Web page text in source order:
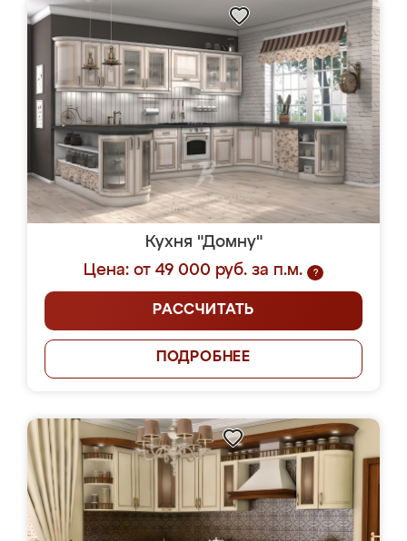
Кухня "Домну"
Цена: от 49 000 руб. за п.м.
?
РАССЧИТАТЬ
ПОДРОБНЕЕ